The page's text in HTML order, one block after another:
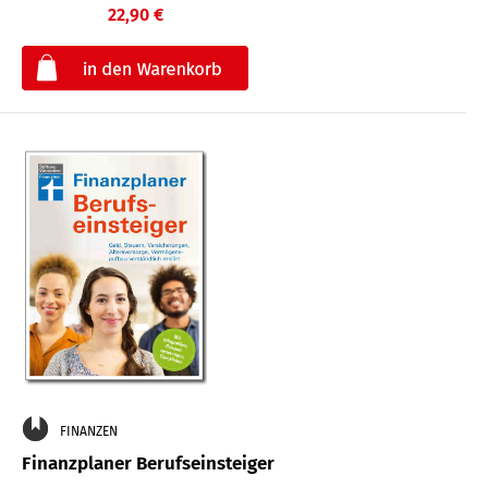
22,90 €
FINANZEN
Finanzplaner Berufseinsteiger